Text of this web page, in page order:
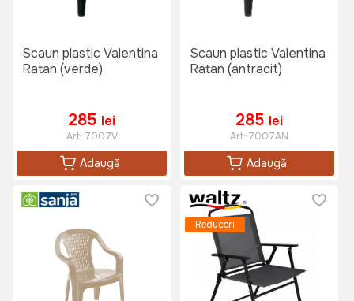
Scaun plastic Valentina
Ratan (verde)
285 lei
Art: 7007V
Adaugă
Scaun plastic Valentina
Ratan (antracit)
285 lei
Art: 7007AN
Adaugă
Reduceri